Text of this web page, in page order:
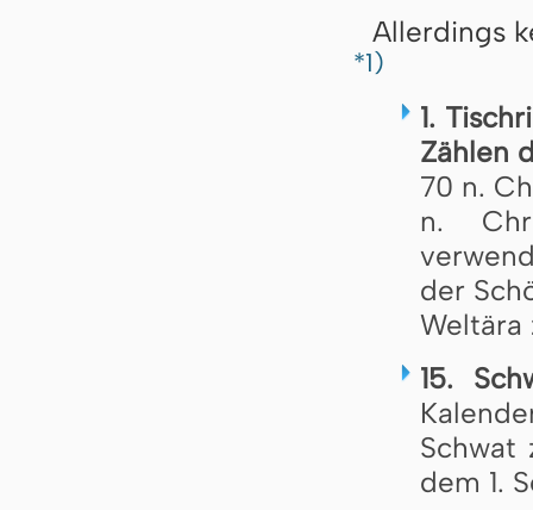
Allerdings
*1)
1.
Zählen
70 n.
n.
der
Weltära
15.
Schwat
dem 1.